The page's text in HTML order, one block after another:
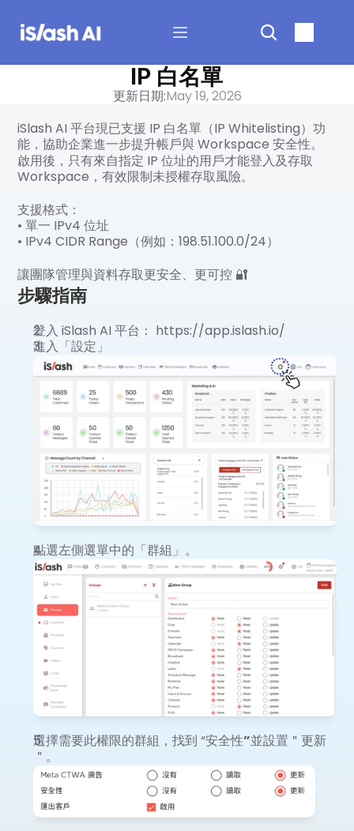
IP 白名單
更新日期:May 19, 2026
iSlash AI 平台現已支援 IP 白名單（IP Whitelisting）功
能，協助企業進一步提升帳戶與 Workspace 安全性。
啟用後，只有來自指定 IP 位址的用戶才能登入及存取
Workspace，有效限制未授權存取風險。
支援格式：
• 單一 IPv4 位址
• IPv4 CIDR Range（例如：198.51.100.0/24）
讓團隊管理與資料存取更安全、更可控 🔐
步驟指南
登入 iSlash AI 平台： https://app.islash.io/
進入「設定」
點選左側選單中的「群組」。
選擇需要此權限的群組，找到 “安全性”並設置＂更新
＂。